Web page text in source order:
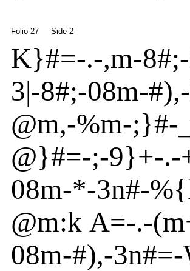
Folio 27 Side 2
K}#=-.-,m-8#;-
3|-8#;-08m-#),-
@m,-%m-;}#-
@}#=-;-9}+-.-
08m-*-3n#-%{
@m:k A=-.-(m
08m-#),-3n#=-